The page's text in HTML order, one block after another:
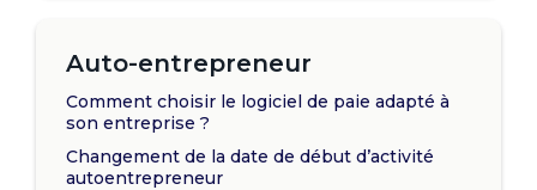
Auto-entrepreneur
Comment choisir le logiciel de paie adapté à
son entreprise ?
Changement de la date de début d’activité
autoentrepreneur